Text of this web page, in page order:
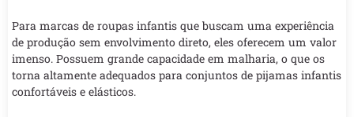
Para marcas de roupas infantis que buscam uma experiência
de produção sem envolvimento direto, eles oferecem um valor
imenso. Possuem grande capacidade em malharia, o que os
torna altamente adequados para conjuntos de pijamas infantis
confortáveis e elásticos.